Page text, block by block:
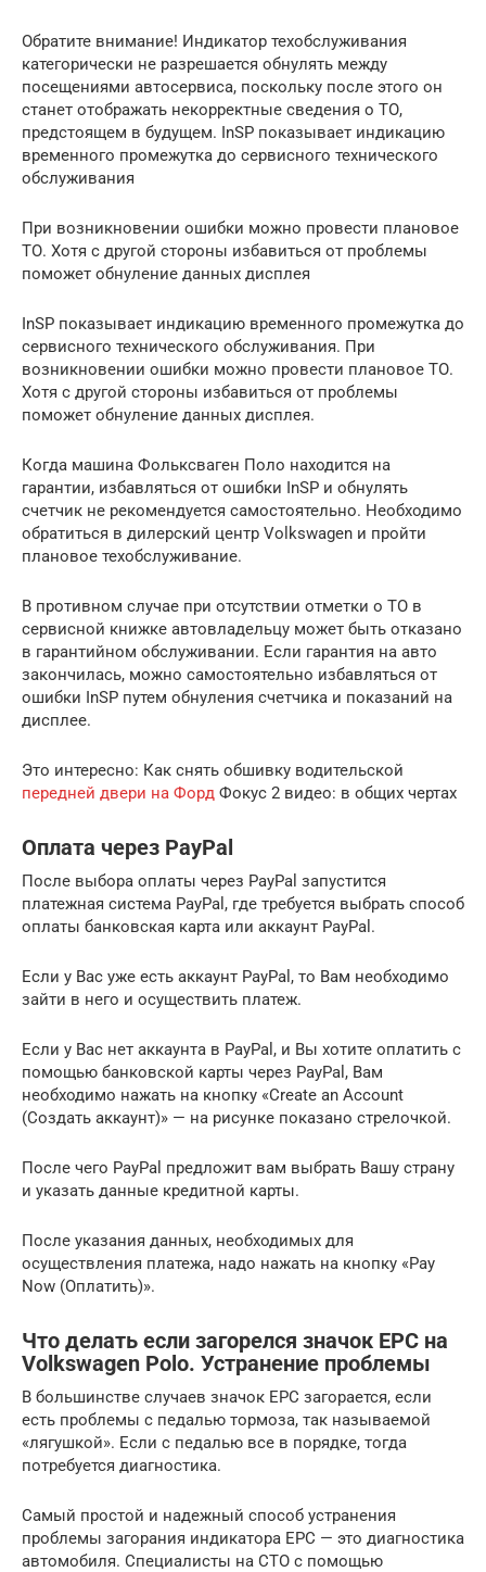
Обратите внимание! Индикатор техобслуживания
категорически не разрешается обнулять между
посещениями автосервиса, поскольку после этого он
станет отображать некорректные сведения о ТО,
предстоящем в будущем. InSP показывает индикацию
временного промежутка до сервисного технического
обслуживания
При возникновении ошибки можно провести плановое
ТО. Хотя с другой стороны избавиться от проблемы
поможет обнуление данных дисплея
InSP показывает индикацию временного промежутка до
сервисного технического обслуживания. При
возникновении ошибки можно провести плановое ТО.
Хотя с другой стороны избавиться от проблемы
поможет обнуление данных дисплея.
Когда машина Фольксваген Поло находится на
гарантии, избавляться от ошибки InSP и обнулять
счетчик не рекомендуется самостоятельно. Необходимо
обратиться в дилерский центр Volkswagen и пройти
плановое техобслуживание.
В противном случае при отсутствии отметки о ТО в
сервисной книжке автовладельцу может быть отказано
в гарантийном обслуживании. Если гарантия на авто
закончилась, можно самостоятельно избавляться от
ошибки InSP путем обнуления счетчика и показаний на
дисплее.
Это интересно: Как снять обшивку водительской
передней двери на Форд Фокус 2 видео: в общих чертах
Оплата через PayPal
После выбора оплаты через PayPal запустится
платежная система PayPal, где требуется выбрать способ
оплаты банковская карта или аккаунт PayPal.
Если у Вас уже есть аккаунт PayPal, то Вам необходимо
зайти в него и осуществить платеж.
Если у Вас нет аккаунта в PayPal, и Вы хотите оплатить с
помощью банковской карты через PayPal, Вам
необходимо нажать на кнопку «Create an Account
(Создать аккаунт)» — на рисунке показано стрелочкой.
После чего PayPal предложит вам выбрать Вашу страну
и указать данные кредитной карты.
После указания данных, необходимых для
осуществления платежа, надо нажать на кнопку «Pay
Now (Оплатить)».
Что делать если загорелся значок ЕРС на
Volkswagen Polo. Устранение проблемы
В большинстве случаев значок ЕРС загорается, если
есть проблемы с педалью тормоза, так называемой
«лягушкой». Если с педалью все в порядке, тогда
потребуется диагностика.
Самый простой и надежный способ устранения
проблемы загорания индикатора ЕРС — это диагностика
автомобиля. Специалисты на СТО с помощью